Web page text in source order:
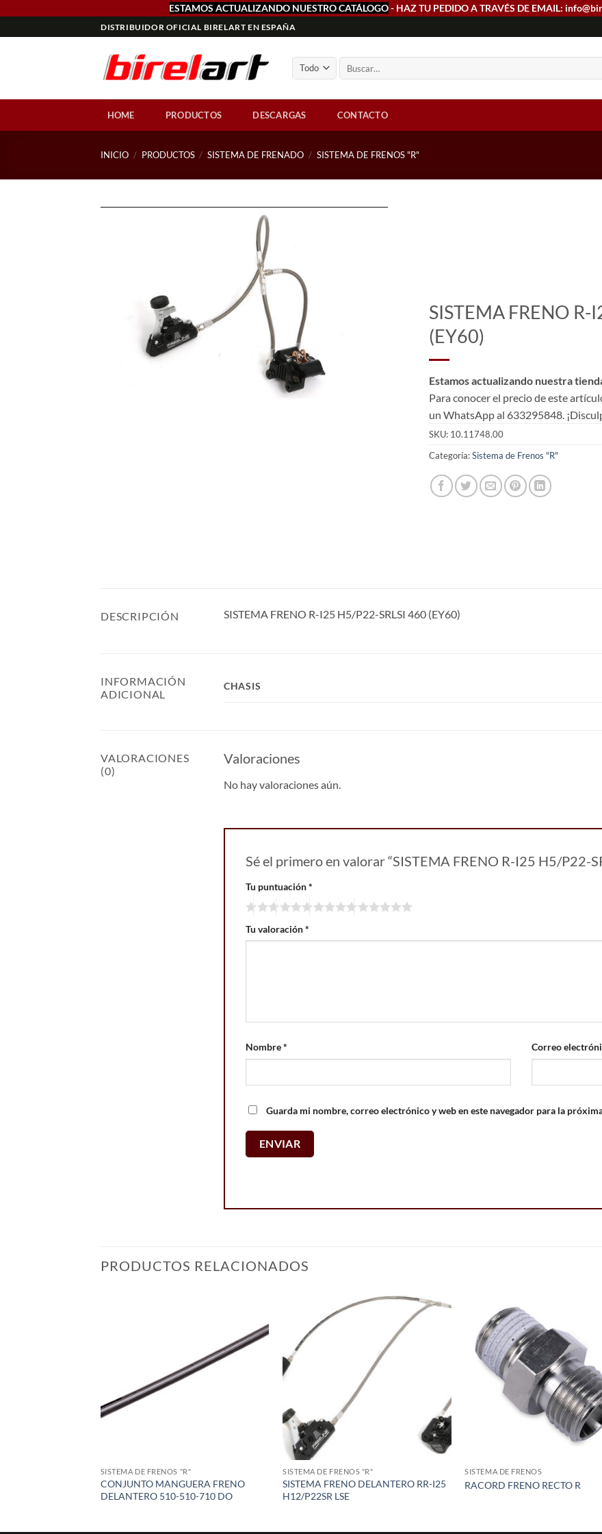
ESTAMOS ACTUALIZANDO NUESTRO CATÁLOGO- HAZ TU PEDIDO A TRAVÉS DE EMAIL:
al
DISTRIBUIDOR OFICIAL BIRELART EN ESPAÑA
HOME PRODUCTOS DESCARGAS CONTACTO
INICIO / PRODUCTOS / SISTEMA DE FRENADO / SISTEMA DE FRENOS "R"
SISTEMA FRENO
(EY60)
Estamos actualizando nuestra
Para conocer el precio de este
un WhatsApp al 633295848.
SKU: 10.11748.00
Categoría:Sistema de Frenos "R"
DESCRIPCIÓN SISTEMA FRENO R-I25 H5/P22-SRLSI 460 (EY60)
INFORMACIÓN
ADICIONAL
CHASIS
VALORACIONES
(0)
Valoraciones
No hay valoraciones aún.
Sé el primero en valorar “SISTEMA FRENO R-I25 H5/P22-
Tu puntuación*
Tu valoración*
Nombre* Correo
Guarda mi nombre, correo electrónico y web en este navegador para la
PRODUCTOS RELACIONADOS
Add to
wishlist
SISTEMA DE FRENOS "R"
CONJUNTO MANGUERA FRENO
DELANTERO 510-510-710 DO
SISTEMA DE FRENOS "R"
SISTEMA FRENO DELANTERO RR-I25
H12/P22SR LSE
SISTEMA DE FRENOS
RACORD FRENO RECTO R